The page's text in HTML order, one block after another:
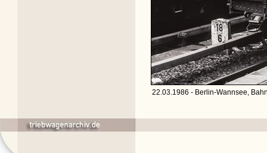
22.03.1986 - Berlin-Wannsee,